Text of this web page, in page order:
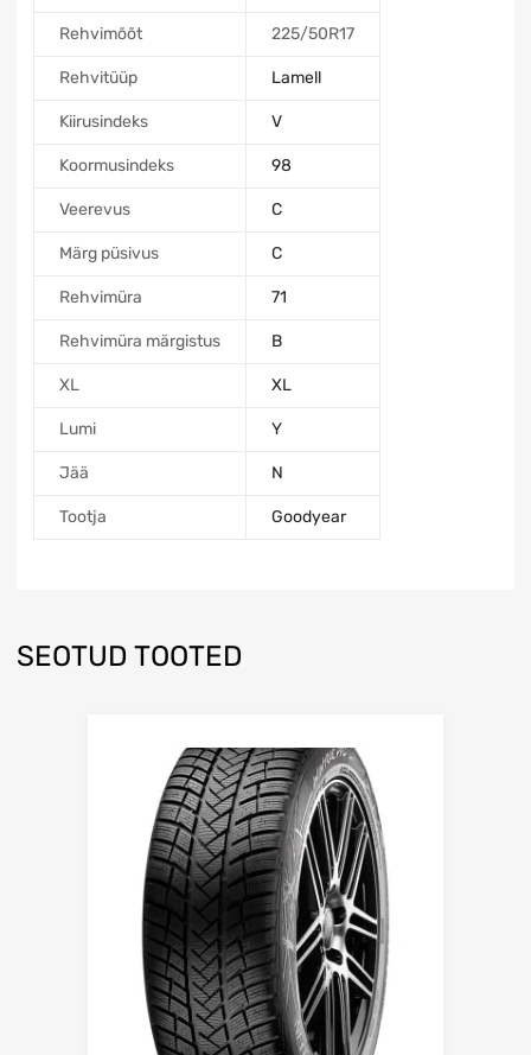
Rehvimõõt 225/50R17
Rehvitüüp Lamell
Kiirusindeks V
Koormusindeks 98
Veerevus C
Märg püsivus C
Rehvimüra 71
Rehvimüra märgistus B
XL XL
Lumi Y
Jää N
Tootja Goodyear
SEOTUD TOOTED